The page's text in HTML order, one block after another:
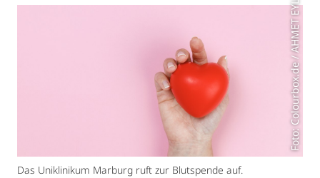
Das Uniklinikum Marburg ruft zur Blutspende auf.